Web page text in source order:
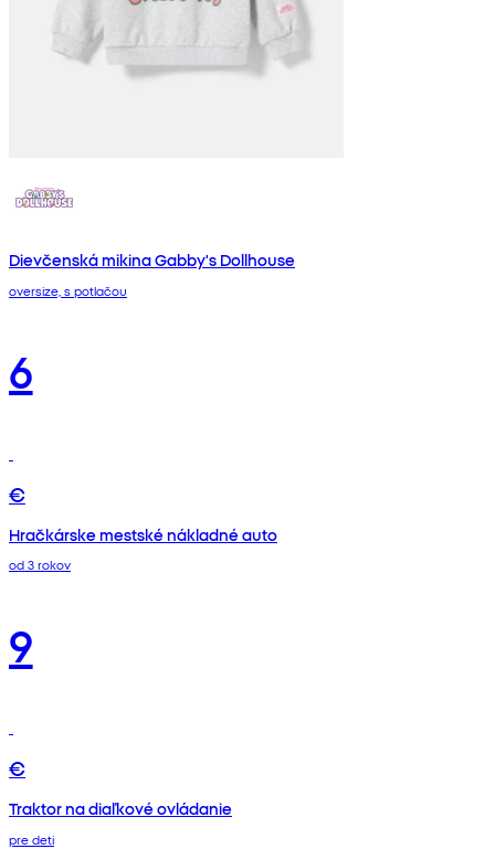
Dievčenská mikina Gabby's Dollhouse
oversize, s potlačou
6
€
Hračkárske mestské nákladné auto
od 3 rokov
9
€
Traktor na diaľkové ovládanie
pre deti